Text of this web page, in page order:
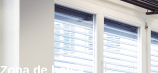
Zona de bolsa